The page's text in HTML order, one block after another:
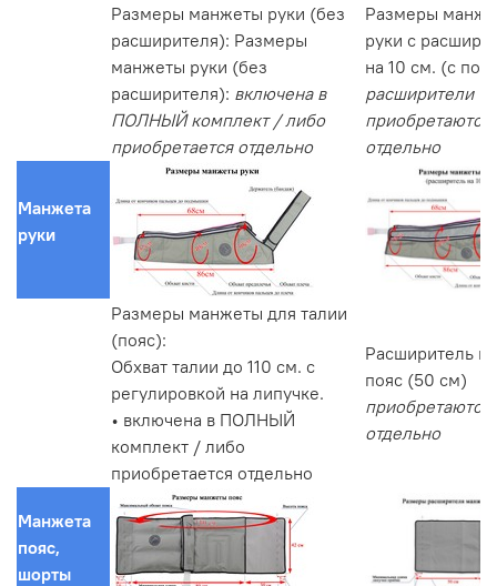
Размеры манжеты руки (без
расширителя): Размеры
манжеты руки (без
расширителя): включена в
ПОЛНЫЙ комплект / либо
приобретается отдельно
Размеры
руки с
на 10 см. (с
расширители
приобретаются
отдельно
Манжета
руки
Размеры манжеты для талии
(пояс):
Обхват талии до 110 см. с
регулировкой на липучке.
• включена в ПОЛНЫЙ
комплект / либо
приобретается отдельно
Расширитель
пояс (50 см)
приобретаются
отдельно
Манжета
пояс,
шорты